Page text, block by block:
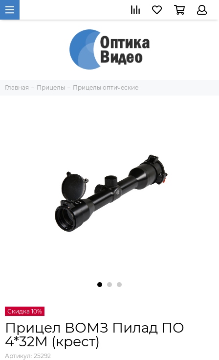
Главная Прицелы Прицелы оптические
Скидка 10%
Прицел ВОМЗ Пилад ПО
4*32M (крест)
Артикул: 25292